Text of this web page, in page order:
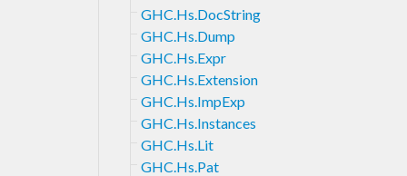
GHC.Hs.DocString
GHC.Hs.Dump
GHC.Hs.Expr
GHC.Hs.Extension
GHC.Hs.ImpExp
GHC.Hs.Instances
GHC.Hs.Lit
GHC.Hs.Pat